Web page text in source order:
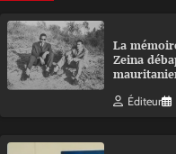
La
Zeina
Éditeur